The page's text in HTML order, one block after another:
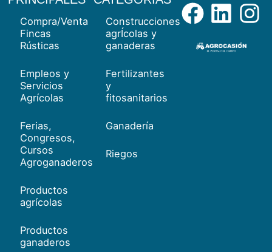
Compra/Venta
Fincas
Rústicas
Empleos y
Servicios
Agrícolas
Ferias,
Congresos,
Cursos
Agroganaderos
Productos
agrícolas
Productos
ganaderos
Construcciones
agrÍcolas y
ganaderas
Fertilizantes
y
fitosanitarios
Ganadería
Riegos